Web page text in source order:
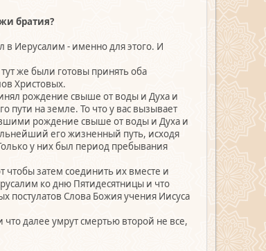
братия?
в Иерусалим - именно для этого. И
же были готовы принять оба
Христовых.
рождение свыше от воды и Духа и
на земле. То что у вас вызывает
рождение свыше от воды и Духа и
его жизненный путь, исходя
у них был период пребывания
чтобы затем соединить их вместе и
ко дню Пятидесятницы и что
постулатов Слова Божия учения Иисуса
далее умрут смертью второй не все,